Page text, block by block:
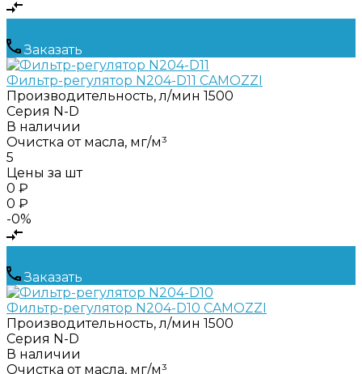
Заказать
Фильтр-регулятор N204-D11 CAMOZZI
Производительность, л/мин 1500
Серия N-D
В наличии
Очистка от масла, мг/м³
5
Цены за шт
0 ₽
0 ₽
-0%
Заказать
Фильтр-регулятор N204-D10 CAMOZZI
Производительность, л/мин 1500
Серия N-D
В наличии
Очистка от масла, мг/м³